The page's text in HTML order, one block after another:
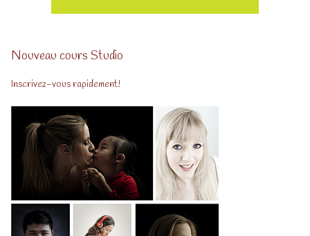
Nouveau cours Studio
Inscrivez-vous rapidement!